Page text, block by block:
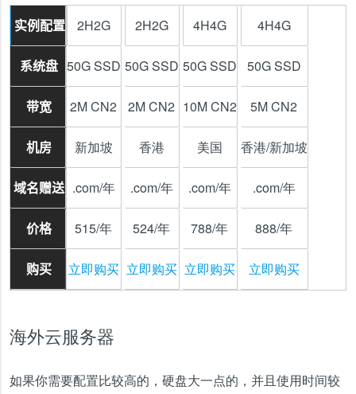
实例配置
系统盘
带宽
机房
域名赠送
价格
购买
2H2G
50G SSD
2M CN2
新加坡
.com/年
515/年
立即购买
2H2G
50G SSD
2M CN2
香港
.com/年
524/年
立即购买
4H4G
50G SSD
10M CN2
美国
.com/年
788/年
立即购买
4H4G
50G SSD
5M CN2
香港/新加坡
.com/年
888/年
立即购买
海外云服务器
如果你需要配置比较高的，硬盘大一点的，并且使用时间较